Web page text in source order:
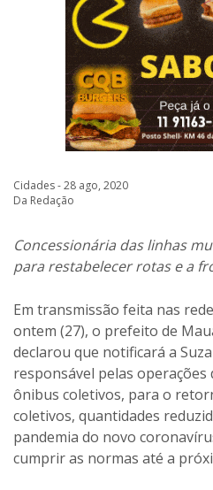
Cidades - 28 ago, 2020
Da Redação
Concessionária das linhas
para restabelecer rotas e a
Em transmissão feita nas
ontem (27), o prefeito de
declarou que notificará a
responsável pelas operações
ônibus coletivos, para o
coletivos, quantidades
pandemia do novo
cumprir as normas até a